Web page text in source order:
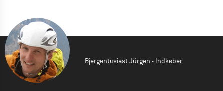
Bjergentusiast Jürgen - Indkøber